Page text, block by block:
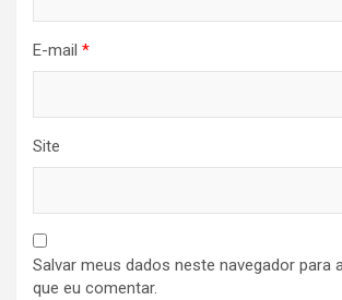
E-mail *
Site
Salvar meus dados neste navegador para
que eu comentar.